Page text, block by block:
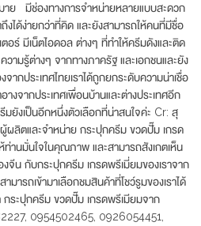
าย มีช่องทางการจำหน่ายหลายแบบสะดวก
งได้ง่ายกว่าที่คิด และยังสามารถให้คนที่มีชื่อ
ตอร์ มีเน็ตไอดอล ต่างๆ ที่ทำให้ครีมดังและติด
วามรู้ต่างๆ จากทางภาครัฐ และเอกชนและยัง
ากประเทศไทยเราได้ถูกยกระดับความน่าเชื่อ
งจากประเทศเพื่อนบ้านและต่างประเทศอีก
มยังเป็นอีกหนึ่งตัวเลือกที่น่าสนใจค่ะ Cr: สุ
ตและจำหน่าย กระปุกครีม ขวดปั๊ม เกรด
ท่านมั่นใจในคุณภาพ และสามารถสังเกตเห็น
จีน กับกระปุกครีม เกรดพรีเมี่ยมของเราจาก
มารถเข้ามาเลือกชมสินค้าที่โชว์รูมของเราได้
ระปุกครีม ขวดปั๊ม เกรดพรีเมียมจาก
0954502465, 0926054451,